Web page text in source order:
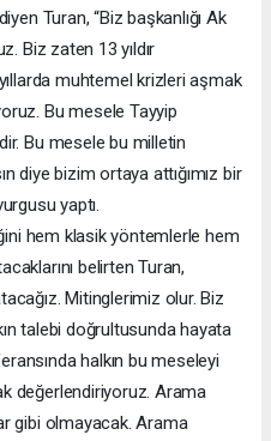
Turan, “Biz başkanlığı Ak
Biz zaten 13 yıldır
muhtemel krizleri aşmak
Bu mesele Tayyip
Bu mesele bu milletin
diye bizim ortaya attığımız bir
yaptı.
hem klasik yöntemlerle hem
belirten Turan,
Mitinglerimiz olur. Biz
talebi doğrultusunda hayata
halkın bu meseleyi
değerlendiriyoruz. Arama
gibi olmayacak. Arama